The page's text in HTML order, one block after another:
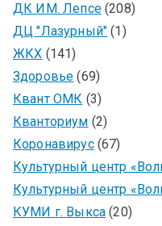
ДК ИМ. Лепсе(208)
ДЦ "Лазурный" (1)
ЖКХ (141)
Здоровье (69)
Квант ОМК (3)
Кванториум (2)
Коронавирус(67)
Культурный центр
Культурный центр
КУМИ г. Выкса (20)